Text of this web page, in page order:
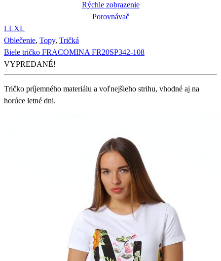
Rýchle zobrazenie
Porovnávač
LLXL
Oblečenie, Topy, Tričká
Biele tričko FRACOMINA FR20SP342-108
VYPREDANÉ!
Tričko príjemného materiálu a voľnejšieho strihu, vhodné aj na
horúce letné dni.